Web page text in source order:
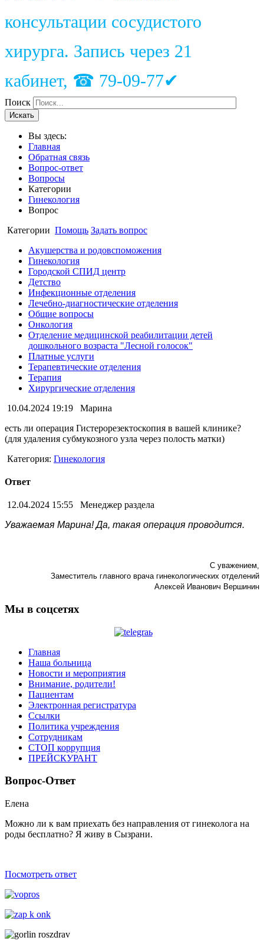
консультации сосудистого
хирурга. Запись через 21
кабинет, ☎ 79-09-77✔
Поиск
Искать
Вы здесь:
Главная
Обратная связь
Вопрос-ответ
Вопросы
Категории
Гинекология
Вопрос
Категории Помощь Задать вопрос
Акушерства и родовспоможения
Гинекология
Городской СПИД центр
Детство
Инфекционные отделения
Лечебно-диагностические отделения
Общие вопросы
Онкология
Отделение медицинской реабилитации детей
дошкольного возраста "Лесной голосок"
Платные услуги
Терапевтические отделения
Терапия
Хирургические отделения
10.04.2024 19:19
Марина
есть ли операция Гистерорезектоскопия в вашей клинике?
(для удаления субмукозного узла через полость матки)
Категория: Гинекология
Ответ
12.04.2024 15:55
Менеджер раздела
Уважаемая Марина! Да, такая операция проводится.
С уважением,
Заместитель главного врача гинекологических отделений
Алексей Иванович Вершинин
Мы в соцсетях
Главная
Наша больница
Новости и мероприятия
Внимание, родители!
Пациентам
Электронная регистратура
Ссылки
Политика учреждения
Сотрудникам
СТОП коррупция
ПРЕЙСКУРАНТ
Вопрос-Ответ
Елена
Можно ли к вам приехать без направления от гинеколога на
роды беcплатно? Я живу в Сызрани.
Посмотреть ответ